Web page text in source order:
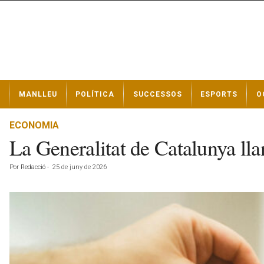
t
MANLLEU POLÍTICA SUCCESSOS ESPORTS
ECONOMIA
La Generalitat de Catalunya
Por Redacció - 25 de juny de 2026